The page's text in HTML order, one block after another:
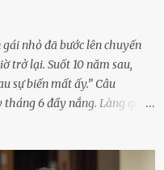
gió lạ thoáng qua, khiến
gái nhỏ đã bước lên chuyến
trở lại. Suốt 10 năm sau,
sự biến mất ấy.” Câu
6 đầy nắng. Làng quê
đàn ông điềm đạm, ít nói,